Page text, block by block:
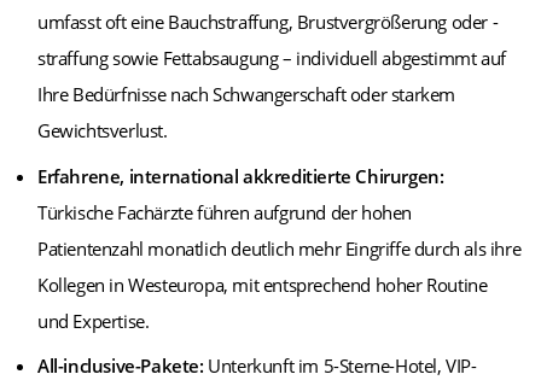
umfasst oft eine Bauchstraffung, Brustvergrößerung oder -
straffung sowie Fettabsaugung – individuell abgestimmt auf
Ihre Bedürfnisse nach Schwangerschaft oder starkem
Gewichtsverlust.
Erfahrene, international akkreditierte Chirurgen:
Türkische Fachärzte führen aufgrund der hohen
Patientenzahl monatlich deutlich mehr Eingriffe durch als ihre
Kollegen in Westeuropa, mit entsprechend hoher Routine
und Expertise.
All-inclusive-Pakete: Unterkunft im 5-Sterne-Hotel, VIP-